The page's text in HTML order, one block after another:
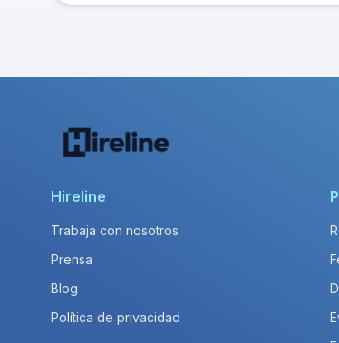
Hireline
Trabaja con nosotros
Prensa
Blog
Política de privacidad